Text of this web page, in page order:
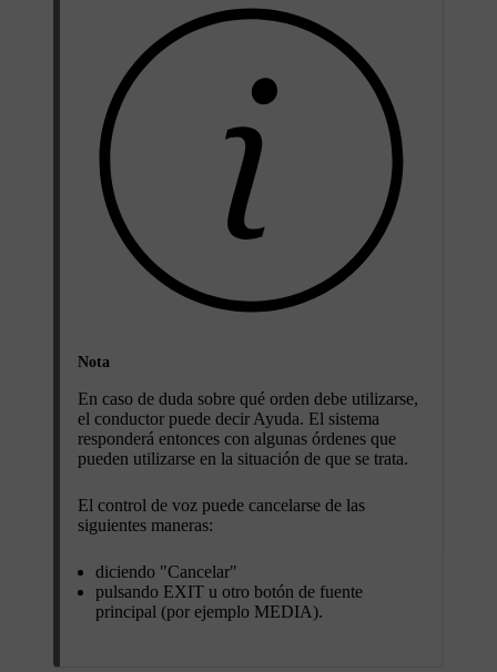
Nota
En caso de duda sobre qué orden debe utilizarse,
el conductor puede decirAyuda. El sistema
responderá entonces con algunas órdenes que
pueden utilizarse en la situación de que se trata.
El control de voz puede cancelarse de las
siguientes maneras:
diciendo "Cancelar"
pulsando EXIT u otro botón de fuente
principal (por ejemplo MEDIA).